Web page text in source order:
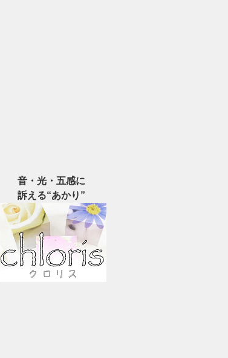
音・光・五感に
訴える“あかり”